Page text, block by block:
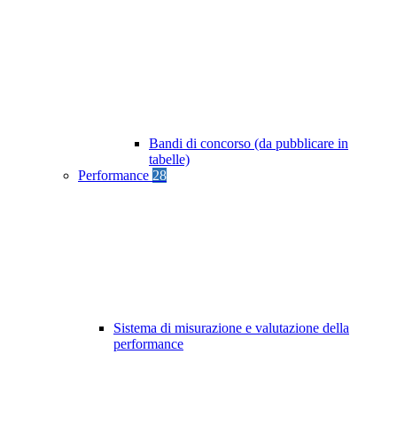
Bandi di concorso (da pubblicare in
tabelle)
Performance 28
Sistema di misurazione e valutazione della
performance